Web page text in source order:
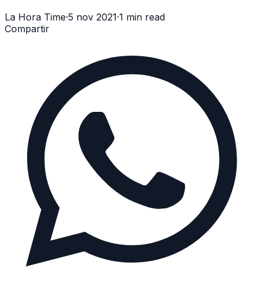
La Hora Time·5 nov 2021·1 min read
Compartir